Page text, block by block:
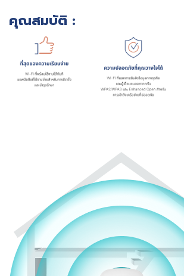
คุณสมบัติ :